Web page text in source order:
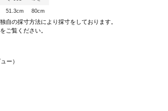
51.3cm 80cm
の採寸方法により採寸をしております。
をご覧ください。
ー）